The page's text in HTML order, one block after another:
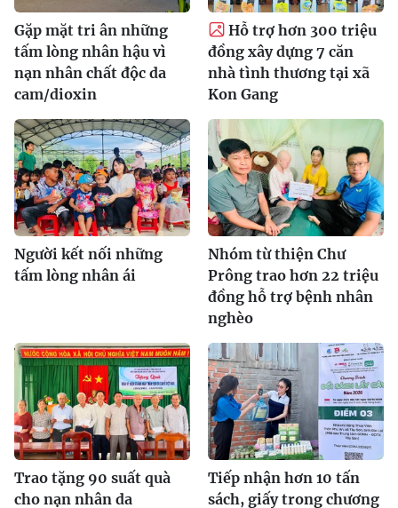
Gặp mặt tri ân những
tấm lòng nhân hậu vì
nạn nhân chất độc da
cam/dioxin
Hỗ trợ hơn 300 triệu
đồng xây dựng 7 căn
nhà tình thương tại xã
Kon Gang
Người kết nối những
tấm lòng nhân ái
Nhóm từ thiện Chư
Prông trao hơn 22 triệu
đồng hỗ trợ bệnh nhân
nghèo
Trao tặng 90 suất quà
cho nạn nhân da
Tiếp nhận hơn 10 tấn
sách, giấy trong chương